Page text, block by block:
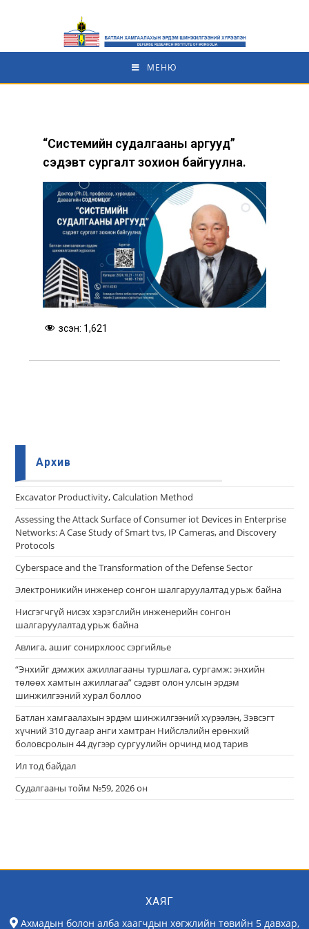
МЕНЮ
“Системийн судалгааны аргууд”
сэдэвт сургалт зохион байгуулна.
Үзсэн: 1,621
Архив
Еxcavator Productivity, Calculation Method
Assessing the Attack Surface of Consumer iot Devices in Enterprise
Networks: A Case Study of Smart tvs, IP Cameras, and Discovery
Protocols
Cyberspace and the Transformation of the Defense Sector
Электроникийн инженер сонгон шалгаруулалтад урьж байна
Нисгэгчгүй нисэх хэрэгслийн инженерийн сонгон
шалгаруулалтад урьж байна
Авлига, ашиг сонирхлоос сэргийлье
“Энхийг дэмжих ажиллагааны туршлага, сургамж: энхийн
төлөөх хамтын ажиллагаа” сэдэвт олон улсын эрдэм
шинжилгээний хурал боллоо
Батлан хамгаалахын эрдэм шинжилгээний хүрээлэн, Зэвсэгт
хүчний 310 дугаар анги хамтран Нийслэлийн ерөнхий
боловсролын 44 дүгээр сургуулийн орчинд мод тарив
Ил тод байдал
Судалгааны тойм №59, 2026 он
ХАЯГ
Ахмадын болон алба хаагчдын хөгжлийн төвийн 5 давхар,